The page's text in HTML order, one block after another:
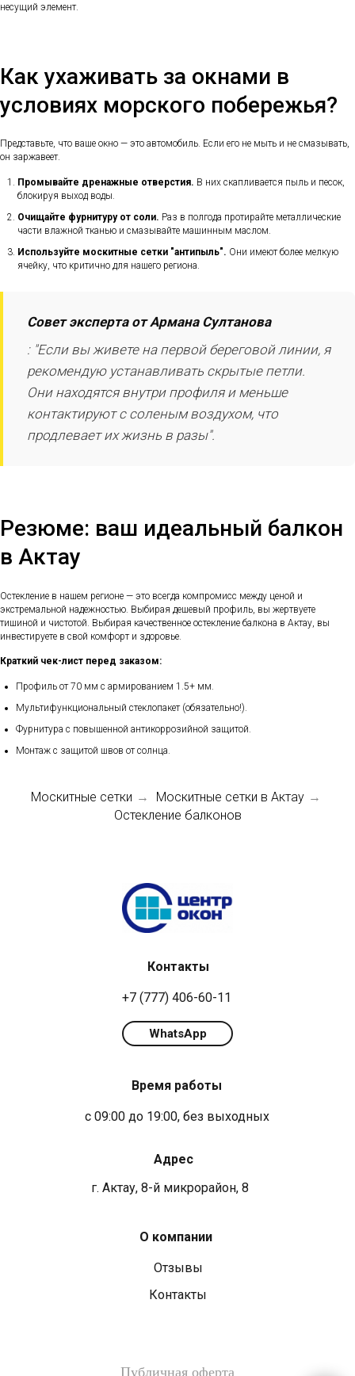
несущий элемент.
Как ухаживать за окнами в
условиях морского побережья?
Представьте, что ваше окно — это автомобиль. Если его не мыть и не смазывать,
он заржавеет.
Промывайте дренажные отверстия. В них скапливается пыль и песок,
блокируя выход воды.
Очищайте фурнитуру от соли. Раз в полгода протирайте металлические
части влажной тканью и смазывайте машинным маслом.
Используйте москитные сетки "антипыль". Они имеют более мелкую
ячейку, что критично для нашего региона.
Совет эксперта от Армана Султанова
: "Если вы живете на первой береговой линии, я
рекомендую устанавливать скрытые петли.
Они находятся внутри профиля и меньше
контактируют с соленым воздухом, что
продлевает их жизнь в разы".
Резюме: ваш идеальный балкон
в Актау
Остекление в нашем регионе — это всегда компромисс между ценой и
экстремальной надежностью. Выбирая дешевый профиль, вы жертвуете
тишиной и чистотой. Выбирая качественное остекление балкона в Актау, вы
инвестируете в свой комфорт и здоровье.
Краткий чек-лист перед заказом:
Профиль от 70 мм с армированием 1.5+ мм.
Мультифункциональный стеклопакет (обязательно!).
Фурнитура с повышенной антикоррозийной защитой.
Монтаж с защитой швов от солнца.
Москитные сетки → Москитные сетки в Актау →
Остекление балконов
+7 (777) 406-60-11
с 09:00 до 19:00, без выходных
Отзывы
Контакты
г. Актау, 8-й микрорайон, 8
О компании
Адрес
Время работы
Контакты
WhatsApp
Публичная оферта